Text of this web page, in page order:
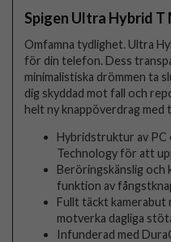
Spigen Ultra Hybrid T
Omfamna tydlighet. Ultra
för din telefon. Dess
minimalistiska drömmen ta
dig skyddad mot fall och
helt ny knappöverdrag
Hybridstruktur av PC
Technology för att
Beröringskänslig och
funktion av
Fullt täckt
motverka dagliga
Infunderad med